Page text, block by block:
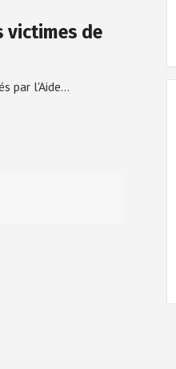
victimes de
par l'Aide…